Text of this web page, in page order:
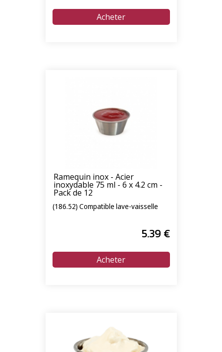
Ramequin inox - Acier
inoxydable 75 ml - 6 x 4.2 cm -
Pack de 12
(186.52) Compatible lave-vaisselle
5.39 €